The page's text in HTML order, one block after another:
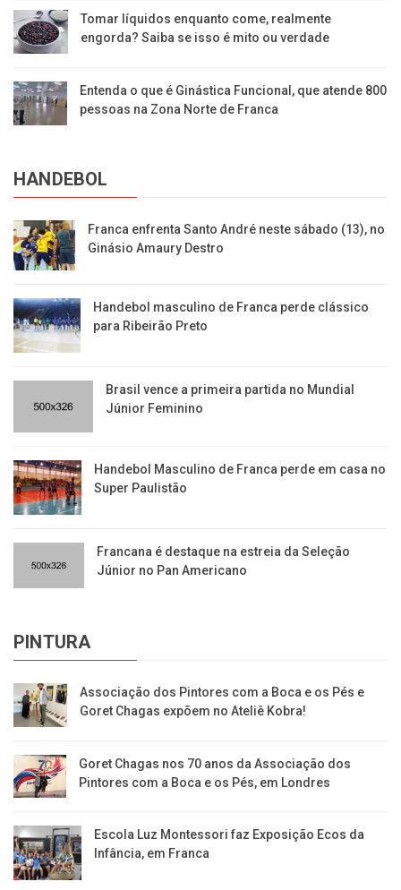
Tomar líquidos enquanto come, realmente
engorda? Saiba se isso é mito ou verdade
Entenda o que é Ginástica Funcional, que atende 800
pessoas na Zona Norte de Franca
HANDEBOL
Franca enfrenta Santo André neste sábado (13), no
Ginásio Amaury Destro
Handebol masculino de Franca perde clássico
para Ribeirão Preto
Brasil vence a primeira partida no Mundial
Júnior Feminino
Handebol Masculino de Franca perde em casa no
Super Paulistão
Francana é destaque na estreia da Seleção
Júnior no Pan Americano
PINTURA
Associação dos Pintores com a Boca e os Pés e
Goret Chagas expõem no Ateliê Kobra!
Goret Chagas nos 70 anos da Associação dos
Pintores com a Boca e os Pés, em Londres
Escola Luz Montessori faz Exposição Ecos da
Infância, em Franca